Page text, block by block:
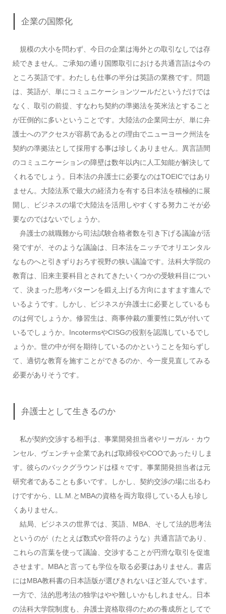
企業の国際化
規模の大小を問わず、今日の企業は海外との取引なしでは存
続できません。ご承知の通り国際取引における共通言語は今の
ところ英語です。わたしも仕事の半分は英語の業務です。問題
は、英語が、単にコミュニケーションツールだというだけでは
なく、取引の前提、すなわち契約の準拠法を英米法とすること
が圧倒的に多いということです。大陸法の企業同士が、単に弁
護士へのアクセスが容易であるとの理由でニューヨーク州法を
契約の準拠法として採用する事は珍しくありません。異言語間
のコミュニケーションの障壁は数年以内に人工知能が解決して
くれるでしょう。日本法の弁護士に必要なのはTOEICではあり
ません。大陸法系で最大の経済力を有する日本法を積極的に展
開し、ビジネスの場で大陸法を活用しやすくする努力こそが必
要なのではないでしょうか。
弁護士の就職難から司法試験合格者数を引き下げる議論が活
発ですが、そのような議論は、日本法をニッチでオリエンタル
なものへと引きずりおろす視野の狭い議論です。法科大学院の
教育は、旧来主要科目とされてきたいくつかの受験科目につい
て、決まった思考パターンを鍛え上げる方向にますます進んで
いるようです。しかし、ビジネスが弁護士に必要としているも
のは何でしょうか。修習生は、商事仲裁の重要性に気が付いて
いるでしょうか。IncotermsやCISGの役割を認識しているでし
ょうか。世の中が何を期待しているのかということを知らずし
て、適切な教育を施すことができるのか、今一度見直してみる
必要がありそうです。
弁護士として生きるのか
私が契約交渉する相手は、事業開発担当者やリーガル・カウ
ンセル、ヴェンチャ企業であれば取締役やCOOであったりしま
す。彼らのバックグラウンドは様々です。事業開発担当者は元
研究者であることも多いです。しかし、契約交渉の場に出るわ
けですから、LL.M.とMBAの資格を両方取得している人も珍し
くありません。
結局、ビジネスの世界では、英語、MBA、そして法的思考法
というのが（たとえば数式や音符のような）共通言語であり、
これらの言葉を使って議論、交渉することが円滑な取引を促進
させます。MBAと言っても学位を取る必要はありません。書店
にはMBA教科書の日本語版が選びきれないほど並んでいます。
一方で、法的思考法の独学はやや難しいかもしれません。日本
の法科大学院制度も、弁護士資格取得のための養成所としてで